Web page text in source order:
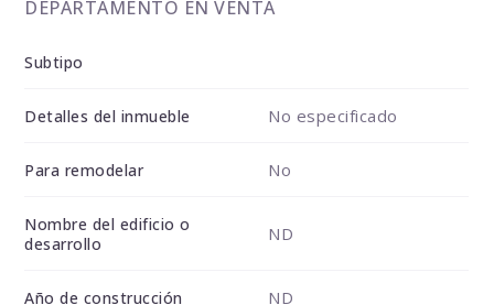
DEPARTAMENTO EN VENTA
Subtipo
Detalles del inmueble No especificado
Para remodelar No
Nombre del edificio o
desarrollo
ND
Año de construcción ND